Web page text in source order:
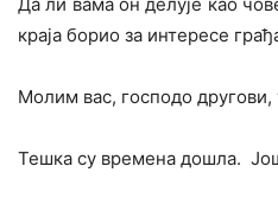
краја борио за интересе
Молим вас, господо
Тешка су времена дошла.